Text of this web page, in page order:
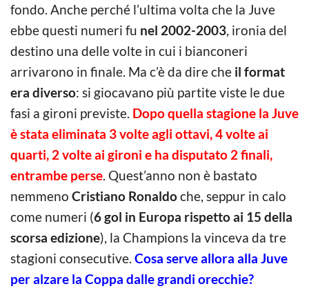
fondo. Anche perché l’ultima volta che la Juve
ebbe questi numeri fu nel 2002-2003, ironia del
destino una delle volte in cui i bianconeri
arrivarono in finale. Ma c’è da dire che il format
era diverso: si giocavano più partite viste le due
fasi a gironi previste. Dopo quella stagione la Juve
è stata eliminata 3 volte agli ottavi, 4 volte ai
quarti, 2 volte ai gironi e ha disputato 2 finali,
entrambe perse. Quest’anno non è bastato
nemmeno Cristiano Ronaldoche, seppur in calo
come numeri (6 gol in Europa rispetto ai 15 della
scorsa edizione), la Champions la vinceva da tre
stagioni consecutive. Cosa serve allora alla Juve
per alzare la Coppa dalle grandi orecchie?